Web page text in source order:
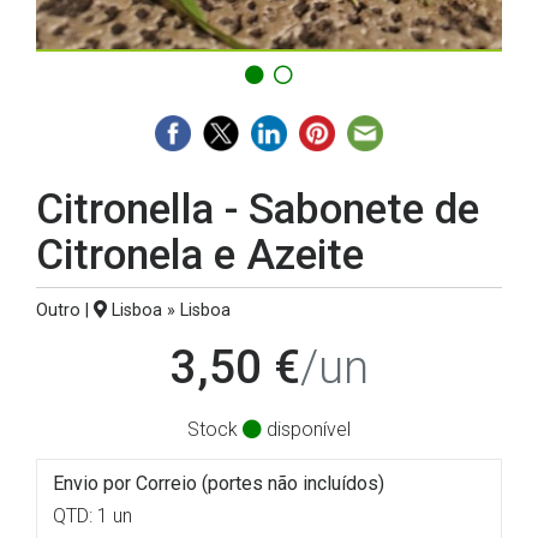
Citronella - Sabonete de
Citronela e Azeite
Outro | Lisboa » Lisboa
3,50 €/un
Stock disponível
Envio por Correio (portes não incluídos)
QTD: 1 un